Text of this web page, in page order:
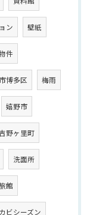
ン 壁紙
件
博多区 梅雨
嬉野市
野ヶ里町
洗面所
館
カビシーズン